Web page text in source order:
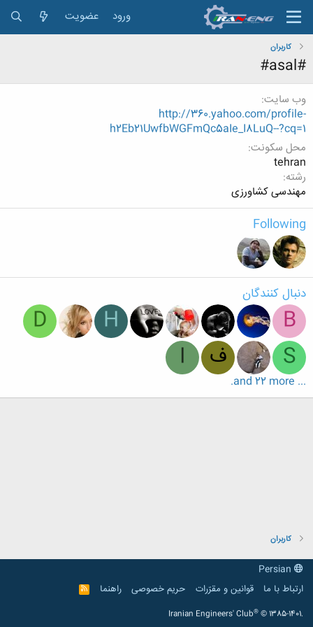
ورود عضویت
کاربران
#asal#
وب سایت
http://360.yahoo.com/profile-
h2Eb21UwfbWGFmQc5aIe_I8LuQ--?cq=1
محل سکونت
tehran
رشته
مهندسی کشاورزی
Following
دنبال کنندگان
B
H
D
S
ف I
... and 22 more.
کاربران
ارتباط با ما
قوانین و مقرّرات حریم خصوصی راهنما
R
S
Iranian Engineers' Club® © 1385-1401.